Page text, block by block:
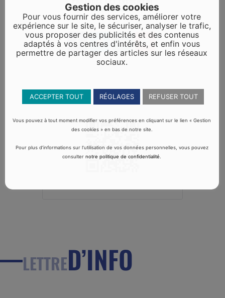
LETTRED’INFO
Gestion des cookies
Pour vous fournir des services, améliorer votre
expérience sur le site, le sécuriser, analyser le trafic,
vous proposer des publicités et des contenus
adaptés à vos centres d'intérêts, et enfin vous
permettre de partager des articles sur les réseaux
sociaux.
ACCEPTER TOUT RÉGLAGES REFUSER TOUT
Vous pouvez à tout moment modifier vos préférences en cliquant sur le lien « Gestion
des cookies » en bas de notre site.
Pour plus d’informations sur l’utilisation de vos données personnelles, vous pouvez
consulternotre politique de confidentialité.